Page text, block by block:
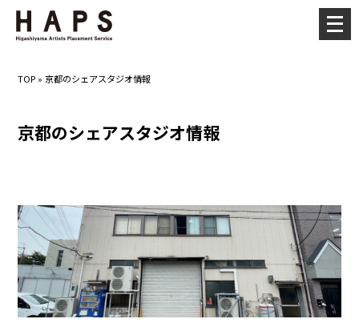
TOP »京都のシェアスタジオ情報
京都のシェアスタジオ情報
メ
ニ